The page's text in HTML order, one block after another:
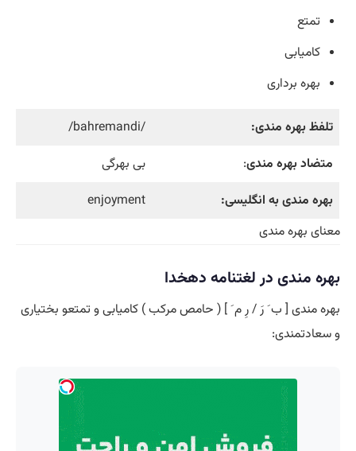
تمتع
کامیابی
بهره برداری
تلفظ بهره مندی:
/bahremandi/
متضاد بهره مندی:
بی بهرگی
بهره مندی به انگلیسی:
enjoyment
معنای بهره مندی
بهره مندی در لغتنامه دهخدا
بهره مندی [ ب َ رَ / رِ م َ ] ( حامص مرکب ) کامیابی و تمتعو بختیاری
و سعادتمندی: